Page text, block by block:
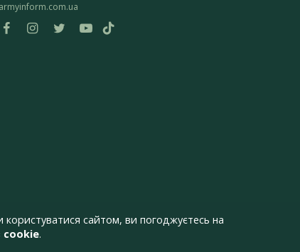
сайтом, ви погоджуєтесь на
cookie.